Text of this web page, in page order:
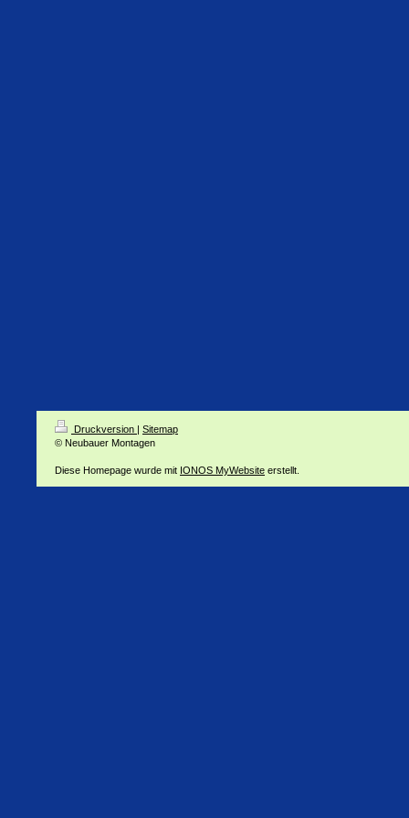
Druckversion | Sitemap
© Neubauer Montagen
Diese Homepage wurde mit IONOS MyWebsite erstellt.